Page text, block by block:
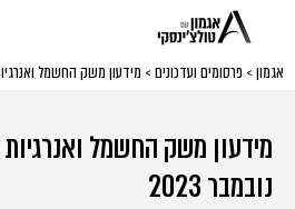
אגמון > פרסומים ועדכונים > מידעון משק החשמל
מידעון משק החשמל
נובמבר 2023